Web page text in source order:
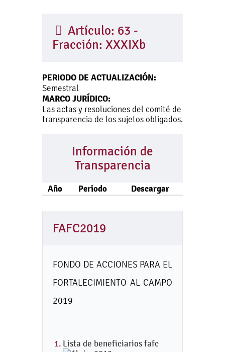
Artículo: 63 -
Fracción: XXXIXb
PERIODO DE ACTUALIZACIÓN:
Semestral
MARCO JURÍDICO:
Las actas y resoluciones del comité de
transparencia de los sujetos obligados.
Información de
Transparencia
Año Periodo Descargar
FAFC2019
FONDO DE ACCIONES PARA EL
FORTALECIMIENTO AL CAMPO
2019
Lista de beneficiarios fafc